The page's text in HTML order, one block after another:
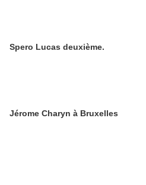
Spero Lucas deuxième.
Jérome Charyn à Bruxelles